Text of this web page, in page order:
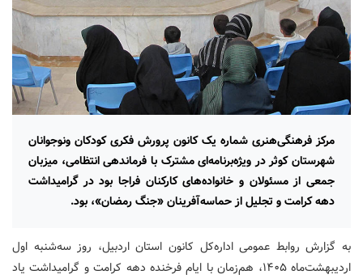
مرکز فرهنگی‌هنری شماره یک کانون پرورش فکری کودکان ونوجوانان
شهرستان کوثر در ویژه‌برنامه‌ای مشترک با فرماندهی انتظامی، میزبان
جمعی از مسئولان و خانواده‌های کارکنان فراجا بود در گرامیداشت
دهه کرامت و تجلیل از حماسه‌آفرینان «جنگ رمضان»، بود.
به گزارش روابط عمومی اداره‌کل کانون استان اردبیل، روز سه‌شنبه اول
اردیبهشت‌ماه ۱۴۰۵، هم‌زمان با ایام فرخنده دهه کرامت و گرامیداشت یاد